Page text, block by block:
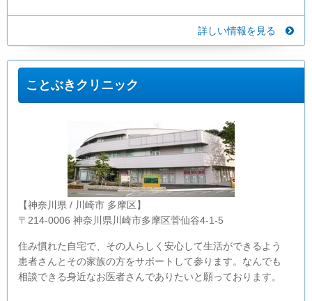
詳しい情報を見る
ことぶきクリニック
【神奈川県 / 川崎市 多摩区】
〒214-0006 神奈川県川崎市多摩区菅仙谷4-1-5
住み慣れた自宅で、その人らしく安心して生活ができるよう
患者さんとその家族の方をサポートして参ります。なんでも
相談できる身近なお医者さんでありたいと願っております。